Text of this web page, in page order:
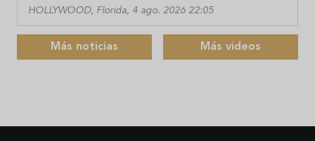
HOLLYWOOD, Florida, 4 ago. 2026 22:05
Más noticias Más videos